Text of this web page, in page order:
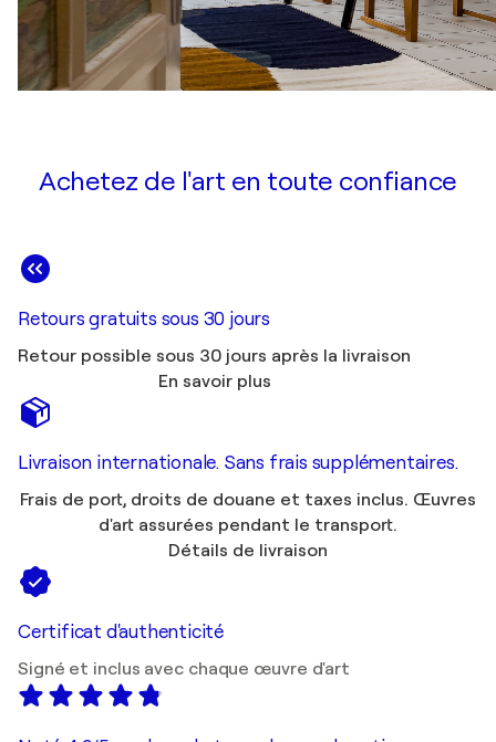
Achetez de l'art en toute confiance
Retours gratuits sous 30 jours
Retour possible sous 30 jours après la livraison
En savoir plus
Livraison internationale. Sans frais supplémentaires.
Frais de port, droits de douane et taxes inclus. Œuvres
d'art assurées pendant le transport.
Détails de livraison
Certificat d'authenticité
Signé et inclus avec chaque œuvre d'art